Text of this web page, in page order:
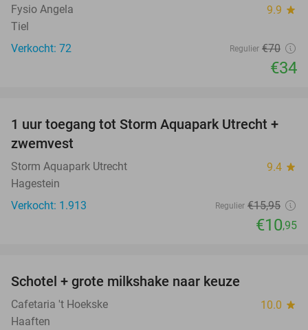
Fysio Angela 9.9 star
Tiel
Verkocht: 72
Regulier €70
€34
31%
1 uur toegang tot Storm Aquapark Utrecht +
zwemvest
Storm Aquapark Utrecht 9.4 star
Hagestein
Verkocht: 1.913
Regulier €15,95
€10,95
Schotel + grote milkshake naar keuze
Cafetaria 't Hoekske 10.0 star
Haaften